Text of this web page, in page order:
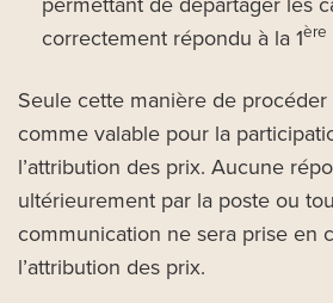
correctement répondu à la 1ère
Seule cette manière de
comme valable pour la
l’attribution des prix. Aucune
ultérieurement par la poste ou
communication ne sera prise en
l’attribution des prix.